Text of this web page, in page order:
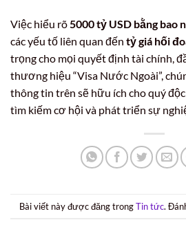
Việc hiểu rõ5000 tỷ USD bằng bao
các yếu tố liên quan đến tỷ giá hối
trọng cho mọi quyết định tài chính,
thương hiệu “Visa Nước Ngoài”,
thông tin trên sẽ hữu ích cho quý
tìm kiếm cơ hội và phát triển sự
Bài viết này được đăng trongTin tức.